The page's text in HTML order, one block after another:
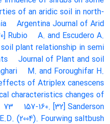
of an aridic soil in north-
Argentina Journal of Arid
Rubio A. and Escudero A.
plant relationship in semi
Journal of Plant and soil
M. and Foroughifar H.
of Atriplex canescens
characteristics changes of
73
157-160. [32] Sanderson
E.D. (2004). Fourwing saltbush